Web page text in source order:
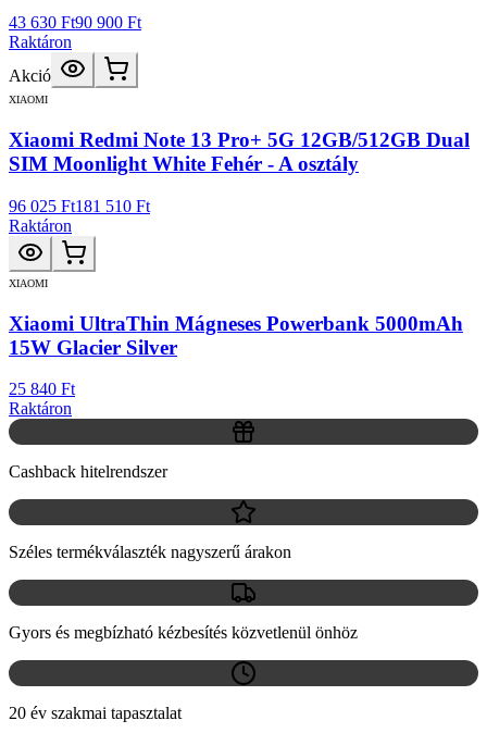
43 630 Ft90 900 Ft
Raktáron
Akció
XIAOMI
Xiaomi Redmi Note 13 Pro+ 5G 12GB/512GB Dual
SIM Moonlight White Fehér - A osztály
96 025 Ft181 510 Ft
Raktáron
XIAOMI
Xiaomi UltraThin Mágneses Powerbank 5000mAh
15W Glacier Silver
25 840 Ft
Raktáron
Cashback hitelrendszer
Széles termékválaszték nagyszerű árakon
Gyors és megbízható kézbesítés közvetlenül önhöz
20 év szakmai tapasztalat